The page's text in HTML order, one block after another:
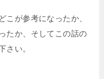
こが参考になったか、
たか、そしてこの話の
さい。